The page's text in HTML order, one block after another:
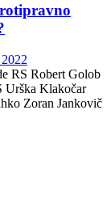
RS Robert Golob
Urška Klakočar
Zoran Jankovič